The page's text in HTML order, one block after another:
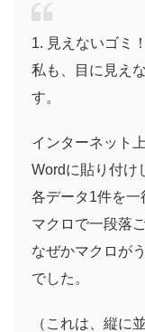
1. 見えないゴミ！
私も、目に見え
す。
インターネット
Wordに貼り付け
各データ1件を一
マクロで一段落
なぜかマクロが
でした。
（これは、縦に